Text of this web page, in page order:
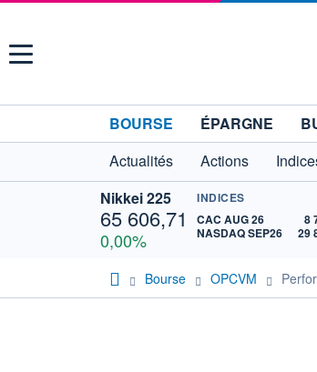
Menu
BOURSE ÉPARGNE
Actualités
Actions
Nikkei 225
65 606,71
0,00%
INDICES
CAC AUG 26
8
NASDAQ SEP26
29
Bourse OPCVM